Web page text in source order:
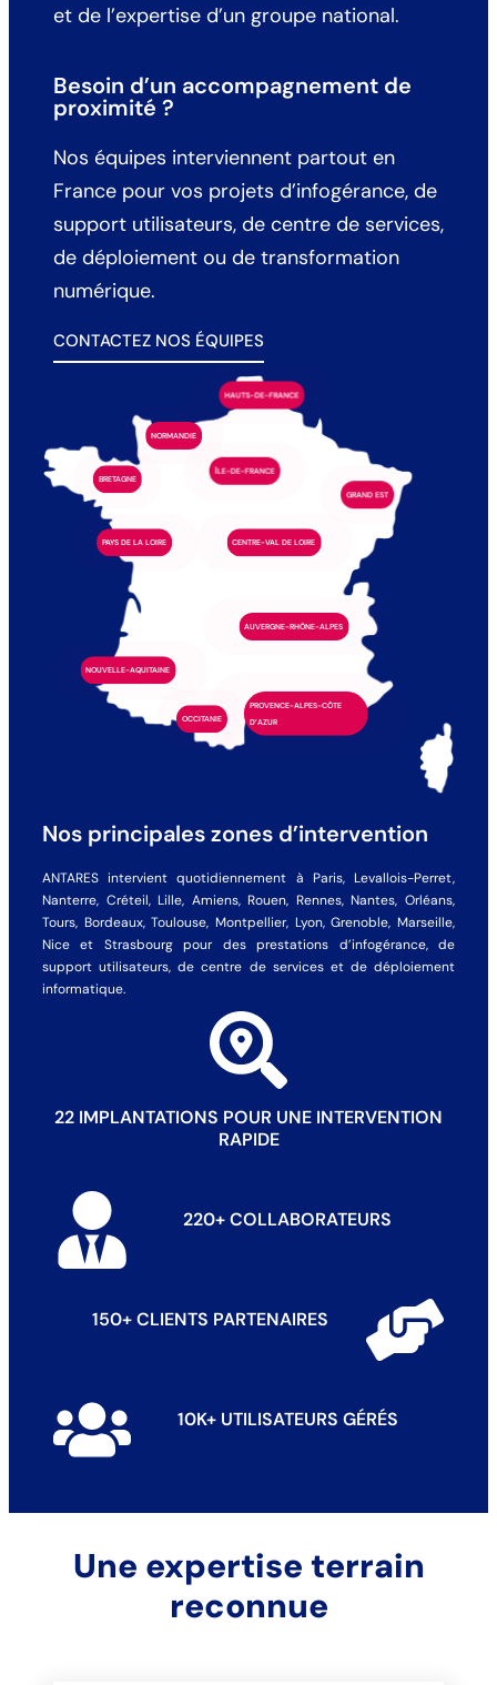
et de l’expertise d’un groupe national.
Besoin d’un accompagnement de
proximité ?
Nos équipes interviennent partout en
France pour vos projets d’infogérance, de
support utilisateurs, de centre de services,
de déploiement ou de transformation
numérique.
CONTACTEZ NOS ÉQUIPES
ÎLE-DE-FRANCE
HAUTS-DE-FRANCE
GRAND EST
NORMANDIE
BRETAGNE
PAYS DE LA LOIRE CENTRE-VAL DE LOIRE
NOUVELLE-AQUITAINE
OCCITANIE
AUVERGNE-RHÔNE-ALPES
PROVENCE-ALPES-CÔTE
D’AZUR
Nos principales zones d’intervention
ANTARES intervient quotidiennement à Paris, Levallois-Perret,
Nanterre, Créteil, Lille, Amiens, Rouen, Rennes, Nantes, Orléans,
Tours, Bordeaux, Toulouse, Montpellier, Lyon, Grenoble, Marseille,
Nice et Strasbourg pour des prestations d’infogérance, de
support utilisateurs, de centre de services et de déploiement
informatique.
22 IMPLANTATIONS POUR UNE INTERVENTION
RAPIDE
220+ COLLABORATEURS
150+ CLIENTS PARTENAIRES
10K+ UTILISATEURS GÉRÉS
Une expertise terrain
reconnue